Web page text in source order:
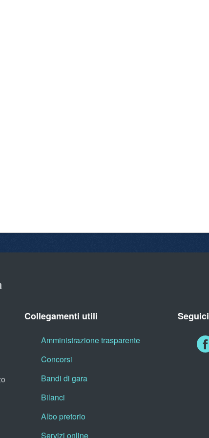
Collegamenti utili
Amministrazione trasparente
Concorsi
Bandi di gara
Bilanci
Albo pretorio
Servizi online